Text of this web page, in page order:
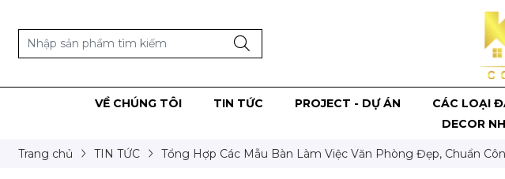
VỀ CHÚNG TÔI TIN TỨC PROJECT - DỰ ÁN CÁC LOẠI
DECOR
Trang chủ TIN TỨC Tổng Hợp Các Mẫu Bàn Làm Việc Văn Phòng Đẹp, Chuẩn